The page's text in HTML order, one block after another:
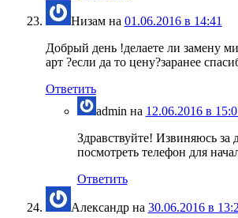
Низамна 01.06.2016 в 14:41
Добрый день !делаете ли замену
арт ?если да то цену?заранее
Ответить
admin на 12.06.2016 в
Здравствуйте! Извиняюсь за
посмотреть телефон для
Ответить
Александрна 30.06.2016 в